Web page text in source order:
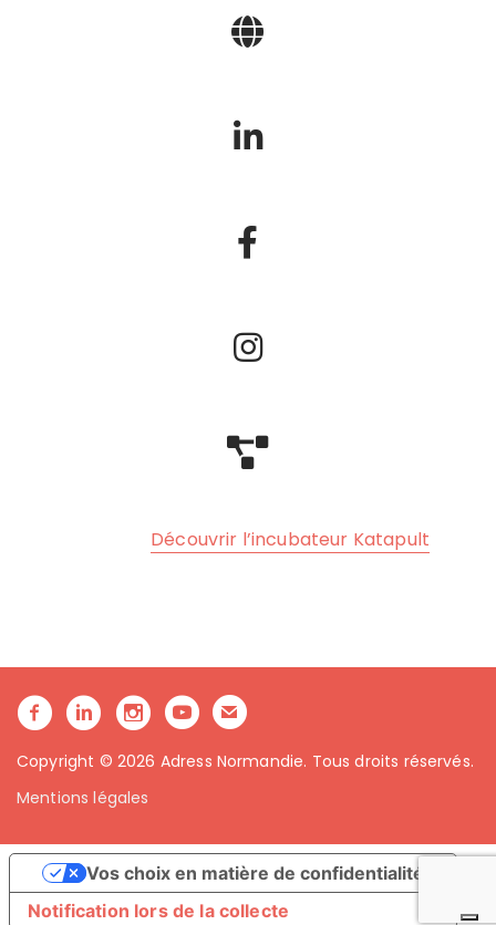
Découvrir l’incubateur Katapult
Copyright © 2026 Adress Normandie. Tous droits réservés.
Mentions légales
Notification lors de la collecte
Vos choix en matière de confidentialité